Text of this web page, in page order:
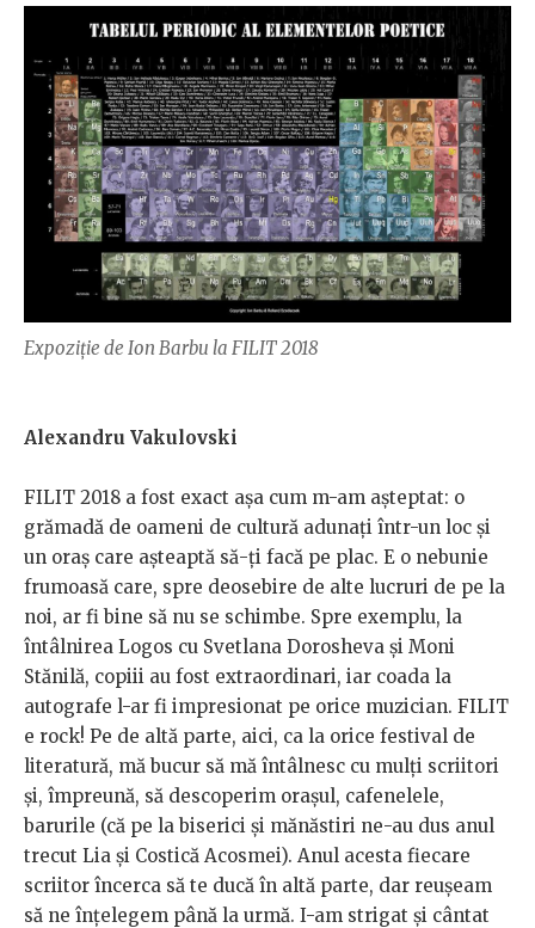
Expoziție de Ion Barbu la FILIT 2018
Alexandru Vakulovski
FILIT 2018 a fost exact așa cum m-am așteptat: o
grămadă de oameni de cultură adunați într-un loc și
un oraș care așteaptă să-ți facă pe plac. E o nebunie
frumoasă care, spre deosebire de alte lucruri de pe la
noi, ar fi bine să nu se schimbe. Spre exemplu, la
întâlnirea Logos cu Svetlana Dorosheva și Moni
Stănilă, copiii au fost extraordinari, iar coada la
autografe l-ar fi impresionat pe orice muzician. FILIT
e rock! Pe de altă parte, aici, ca la orice festival de
literatură, mă bucur să mă întâlnesc cu mulți scriitori
și, împreună, să descoperim orașul, cafenelele,
barurile (că pe la biserici și mănăstiri ne-au dus anul
trecut Lia și Costică Acosmei). Anul acesta fiecare
scriitor încerca să te ducă în altă parte, dar reușeam
să ne înțelegem până la urmă. I-am strigat și cântat